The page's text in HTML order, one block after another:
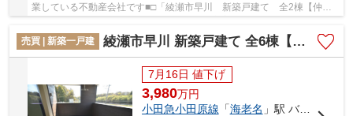
業している不動産会社です■□「綾瀬市早川 新築戸建て 全2棟【仲介
売買 | 新築一戸建
綾瀬市早川 新築戸建て 全6棟【仲介手数料無料】
7月16日 値下げ
3,980万円
小田急小田原線 「海老名 」駅 バス12分 「国分寺台第12」 停歩13分